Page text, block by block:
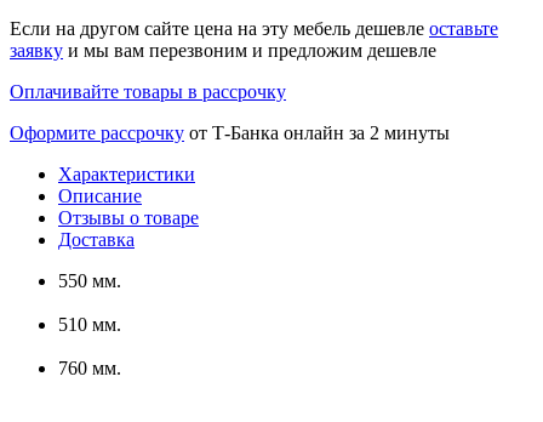
Если на другом сайте цена на эту мебель дешевле оставьте
заявку и мы вам перезвоним и предложим дешевле
Оплачивайте товары в рассрочку
Оформите рассрочку от Т-Банка онлайн за 2 минуты
Характеристики
Описание
Отзывы о товаре
Доставка
550 мм.
510 мм.
760 мм.